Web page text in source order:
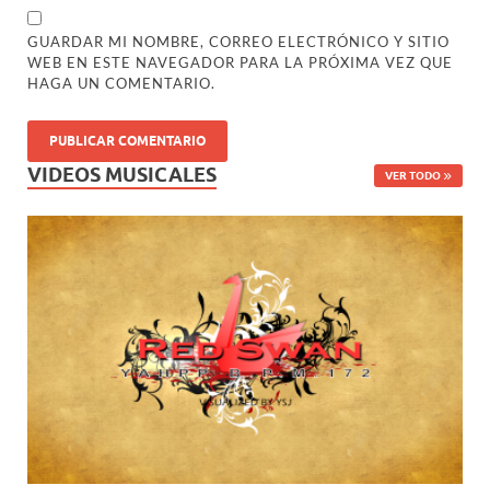
GUARDAR MI NOMBRE, CORREO ELECTRÓNICO Y SITIO
WEB EN ESTE NAVEGADOR PARA LA PRÓXIMA VEZ QUE
HAGA UN COMENTARIO.
VIDEOS MUSICALES VER TODO